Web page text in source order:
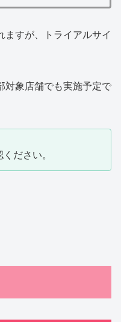
すが、トライアルサイ
対象店舗でも実施予定で
ださい。